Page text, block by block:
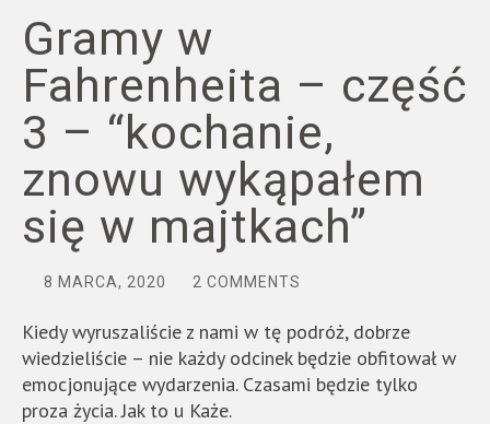
Gramy w
Fahrenheita – część
3 – “kochanie,
znowu wykąpałem
się w majtkach”
8 MARCA, 2020 2 COMMENTS
Kiedy wyruszaliście z nami w tę podróż, dobrze
wiedzieliście – nie każdy odcinek będzie obfitował w
emocjonujące wydarzenia. Czasami będzie tylko
proza życia. Jak to u Każe.